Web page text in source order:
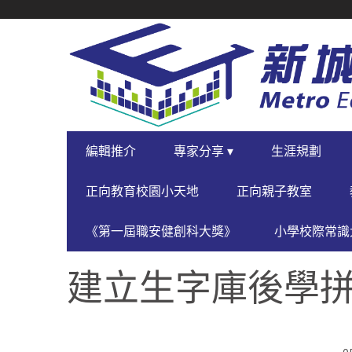
NAVIGATION
PRIMARY
NAVIGATION
編輯推介 專家分享 ▾ 生涯規劃
正向教育校園小天地 正向親子教室
《第一屆職安健創科大獎》 小學校際常
建立生字庫後學